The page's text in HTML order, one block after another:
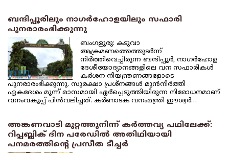
ബന്ദിപ്പൂരിലും നാഗര്‍ഹോളയിലും സഫാരി
പുനരാരംഭിക്കുന്നു
ബംഗളൂരു: കടുവാ
ആക്രമണത്തെത്തുടര്‍ന്ന്
നിര്‍ത്തിവെച്ചിരുന്ന ബന്ദിപ്പൂര്‍, നാഗര്‍ഹോള
ദേശീയോദ്യാനങ്ങളിലെ വന സഫാരികള്‍
കര്‍ശന നിയന്ത്രണങ്ങളോടെ
പുനരാരംഭിക്കുന്നു. സുരക്ഷാ പ്രശ്‌നങ്ങള്‍ മുന്‍നിര്‍ത്തി
ഏകദേശം മൂന്ന് മാസമായി ഏര്‍പ്പെടുത്തിയിരുന്ന നിരോധനമാണ്
വനംവകുപ്പ് പിന്‍വലിച്ചത്. കര്‍ണാടക വനംമന്ത്രി ഈശ്വര്‍…
അങ്കണവാടി മുറ്റത്തുനിന്ന് കര്‍ത്തവ്യ പഥിലേക്ക്:
റിപ്പബ്ലിക് ദിന പരേഡില്‍ അതിഥിയായി
പനമരത്തിന്റെ പ്രസീത ടീച്ചര്‍